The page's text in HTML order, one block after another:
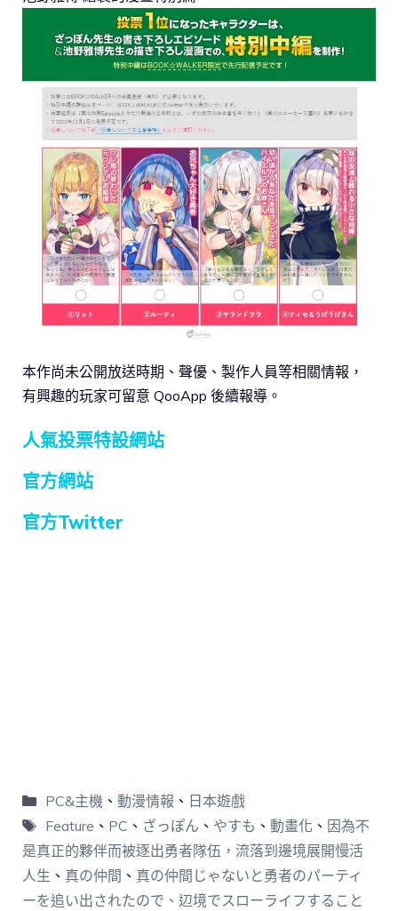
本作尚未公開放送時期、聲優、製作人員等相關情報，
有興趣的玩家可留意 QooApp 後續報導。
人氣投票特設網站
官方網站
官方Twitter
PC&主機 、 動漫情報 、 日本遊戲
Feature 、 PC 、 ざっぽん 、 やすも 、 動畫化 、 因為不
是真正的夥伴而被逐出勇者隊伍，流落到邊境展開慢活
人生 、 真の仲間 、 真の仲間じゃないと勇者のパーティ
ーを追い出されたので、辺境でスローライフすること